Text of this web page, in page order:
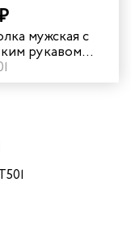
мужская с
рукавом